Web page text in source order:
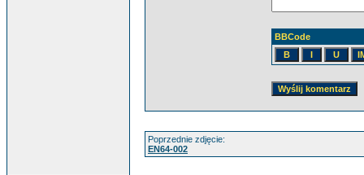
BBCode
Poprzednie zdjęcie:
EN64-002